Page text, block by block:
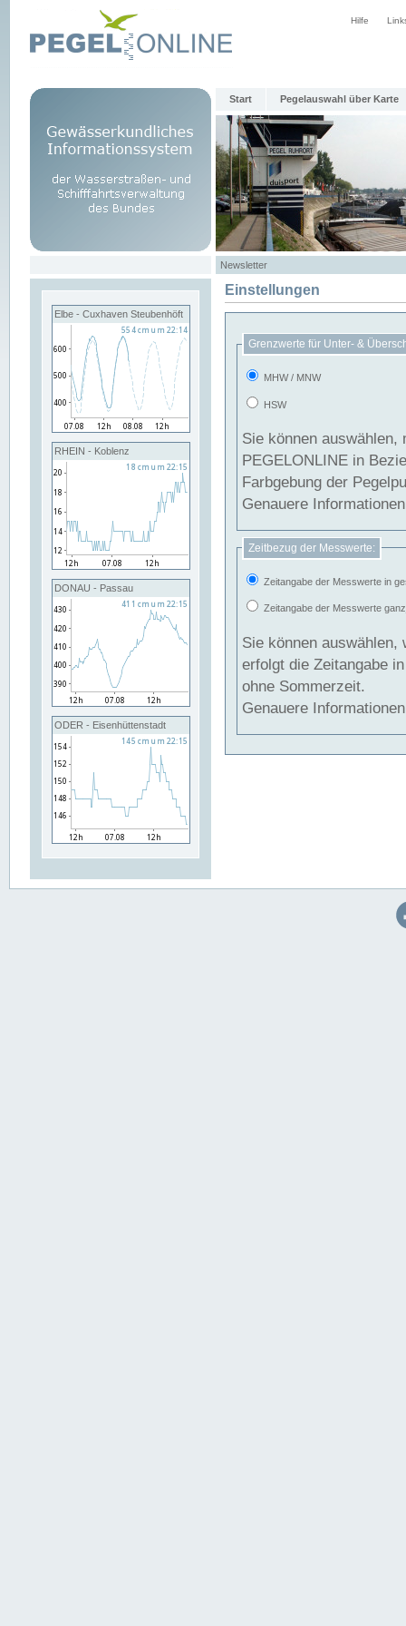
Hilfe
Start Pegelauswahl über Karte
Newsletter
Elbe - Cuxhaven Steubenhöft
RHEIN - Koblenz
DONAU - Passau
ODER - Eisenhüttenstadt
Einstellungen
Grenzwerte für Unter- &
MHW / MNW
HSW
Sie können
PEGELONLINE in Beziehung
Farbgebung der
Genauere
Zeitbezug der Messwerte:
Zeitangabe der Messwerte in
Zeitangabe der Messwerte
Sie können auswählen,
erfolgt die Zeitangabe
ohne Sommerzeit.
Genauere